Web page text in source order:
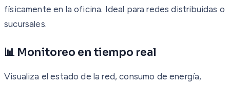
físicamente en la oficina. Ideal para redes distribuidas o
sucursales.
📊 Monitoreo en tiempo real
Visualiza el estado de la red, consumo de energía,